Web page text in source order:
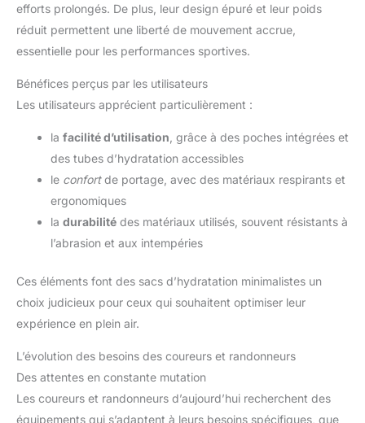
efforts prolongés. De plus, leur design épuré et leur poids
réduit permettent une liberté de mouvement accrue,
essentielle pour les performances sportives.
Bénéfices perçus par les utilisateurs
Les utilisateurs apprécient particulièrement :
la facilité d’utilisation, grâce à des poches intégrées et
des tubes d’hydratation accessibles
le confortde portage, avec des matériaux respirants et
ergonomiques
la durabilité des matériaux utilisés, souvent résistants à
l’abrasion et aux intempéries
Ces éléments font des sacs d’hydratation minimalistes un
choix judicieux pour ceux qui souhaitent optimiser leur
expérience en plein air.
L’évolution des besoins des coureurs et randonneurs
Des attentes en constante mutation
Les coureurs et randonneurs d’aujourd’hui recherchent des
équipements qui s’adaptent à leurs besoins spécifiques, que